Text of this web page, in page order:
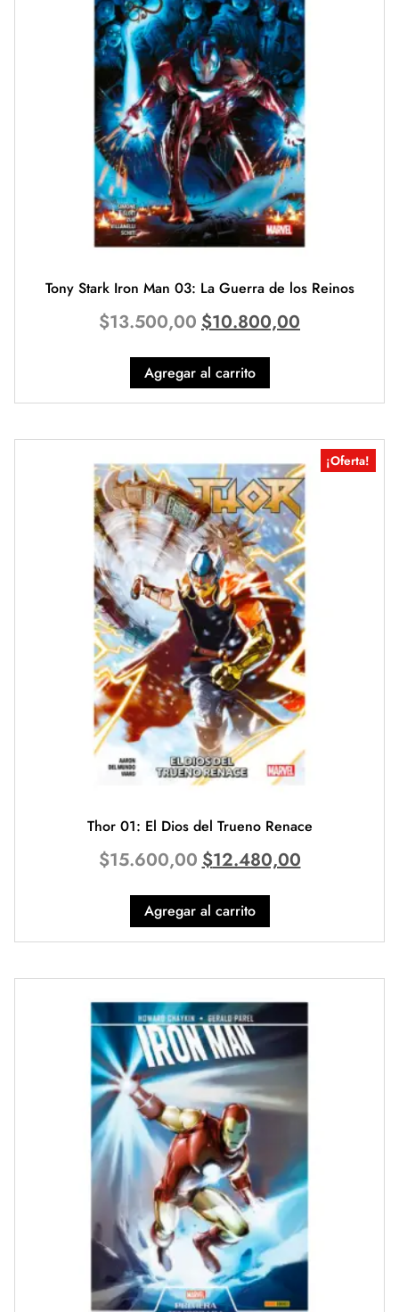
Tony Stark Iron Man 03: La Guerra de los Reinos
$13.500,00 $10.800,00
Agregar al carrito
¡Oferta!
Thor 01: El Dios del Trueno Renace
$15.600,00$12.480,00
Agregar al carrito